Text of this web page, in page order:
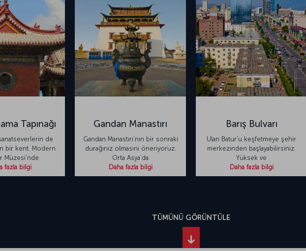
Tapınağı
de
bir kent. Modern
Müzesi’nde
fazla bilgi
Gandan Manastırı
Gandan Manastırı’nın bir sonraki
durağınız olmasını öneriyoruz.
Orta Asya’da
Daha fazla bilgi
Barış Bulvarı
Ulan Batur’u keşfetmeye şehir
merkezinden başlayabilirsiniz.
Yüksek ve
Daha fazla bilgi
TÜMÜNÜ GÖRÜNTÜLE